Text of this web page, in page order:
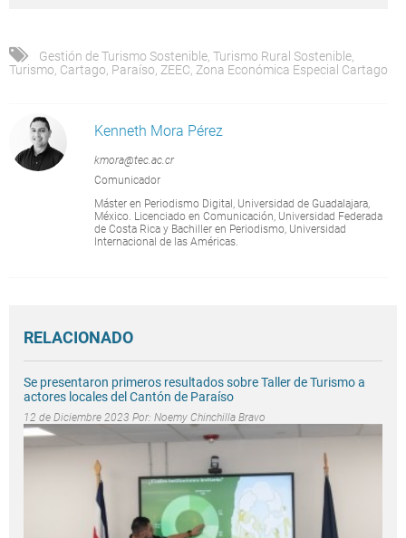
Gestión de Turismo Sostenible, Turismo Rural Sostenible,
Turismo, Cartago, Paraíso, ZEEC, Zona Económica Especial Cartago
Kenneth Mora Pérez
kmora@tec.ac.cr
Comunicador
Máster en Periodismo Digital, Universidad de Guadalajara,
México. Licenciado en Comunicación, Universidad Federada
de Costa Rica y Bachiller en Periodismo, Universidad
Internacional de las Américas.
RELACIONADO
Se presentaron primeros resultados sobre Taller de Turismo a
actores locales del Cantón de Paraíso
12 de Diciembre 2023 Por: Noemy Chinchilla Bravo